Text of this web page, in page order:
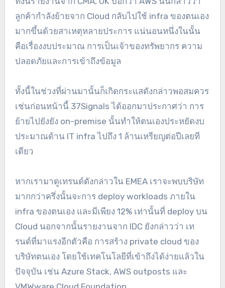
ลูกค้ากำลังย้ายจาก Cloud กลับไปใช้ infra ของตนเอง
มากขึ้นด้วยสาเหตุหลายประการ แน่นอนหนึ่งในนั้น
คือเรื่องงบประมาณ การเป็นเจ้าของทรัพยากร ความ
ปลอดภัยและการเข้าถึงข้อมูล
ทั้งนี้ในช่วงที่ผ่านมานั้นก็เกิดกระแสดังกล่าวพอสมควร
เช่นก่อนหน้านี้ 37Signals ได้ออกมาประกาศว่า การ
ย้ายไปยังยัง on-premise นั้นทำให้ตนเองประหยัดงบ
ประมาณด้าน IT infra ไปถึง 1 ล้านเหรียญต่อปีเลยที
เดียว
หากเรามาดูเทรนด์ดังกล่าวใน EMEA เราจะพบบริษัท
มากกว่าครึ่งนั้นจะการ deploy workloads ภายใน
infra ของตนเอง และมีเพียง 12% เท่านั้นที่ deploy บน
Cloud นอกจากนั้นรายงานจาก IDC ยังกล่าวว่า เท
รนด์ที่มาแรงอีกตัวคือ การสร้าง private cloud ของ
บริษัทตนเอง โดยใช้เทคโนโลยีที่เข้าถึงได้ง่ายแล้วใน
ปัจจุบัน เช่น Azure Stack, AWS outposts และ